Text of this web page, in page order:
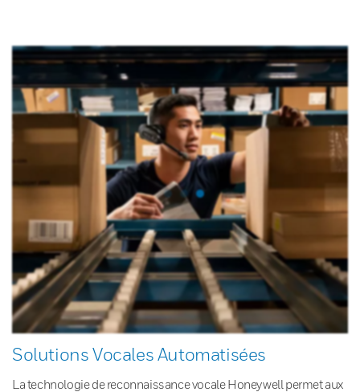
Solutions Vocales Automatisées
La technologie de reconnaissance vocale Honeywell permet aux